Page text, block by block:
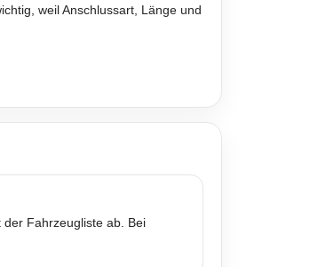
weil Anschlussart, Länge und
Fahrzeugliste ab. Bei